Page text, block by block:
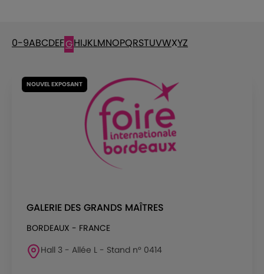
0-9ABCDEFGHIJKLMNOPQRSTUVWXYZ
NOUVEL EXPOSANT
GALERIE DES GRANDS MAÎTRES
BORDEAUX - FRANCE
Hall 3 - Allée L - Stand n° 0414